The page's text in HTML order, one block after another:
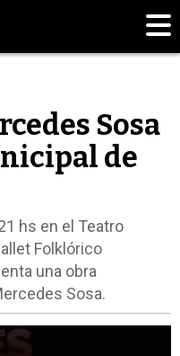
Sosa
de
hs en el Teatro
Folklórico
una obra
Sosa.